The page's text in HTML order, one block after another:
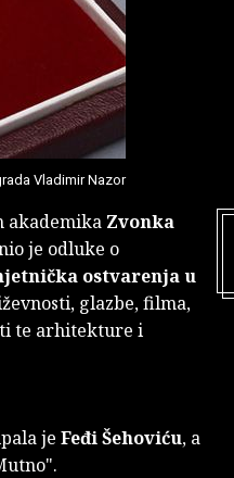
Vladimir Nazor
akademika Zvonka
je odluke o
ostvarenja u
glazbe, filma,
te arhitekture i
je Feđi Šehoviću, a